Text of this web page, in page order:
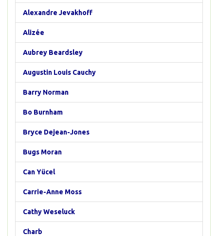
Alexandre Jevakhoff
Alizée
Aubrey Beardsley
Augustin Louis Cauchy
Barry Norman
Bo Burnham
Bryce Dejean-Jones
Bugs Moran
Can Yücel
Carrie-Anne Moss
Cathy Weseluck
Charb